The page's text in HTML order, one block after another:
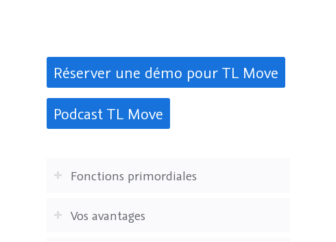
Réserver une démo pour TL Move
Podcast TL Move
Fonctions primordiales
Vos avantages